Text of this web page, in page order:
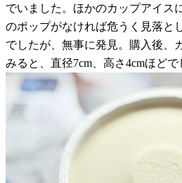
でいました。ほかのカップアイス
のポップがなければ危うく見落と
でしたが、無事に発見。購入後、
みると、直径7cm、高さ4cmほどで